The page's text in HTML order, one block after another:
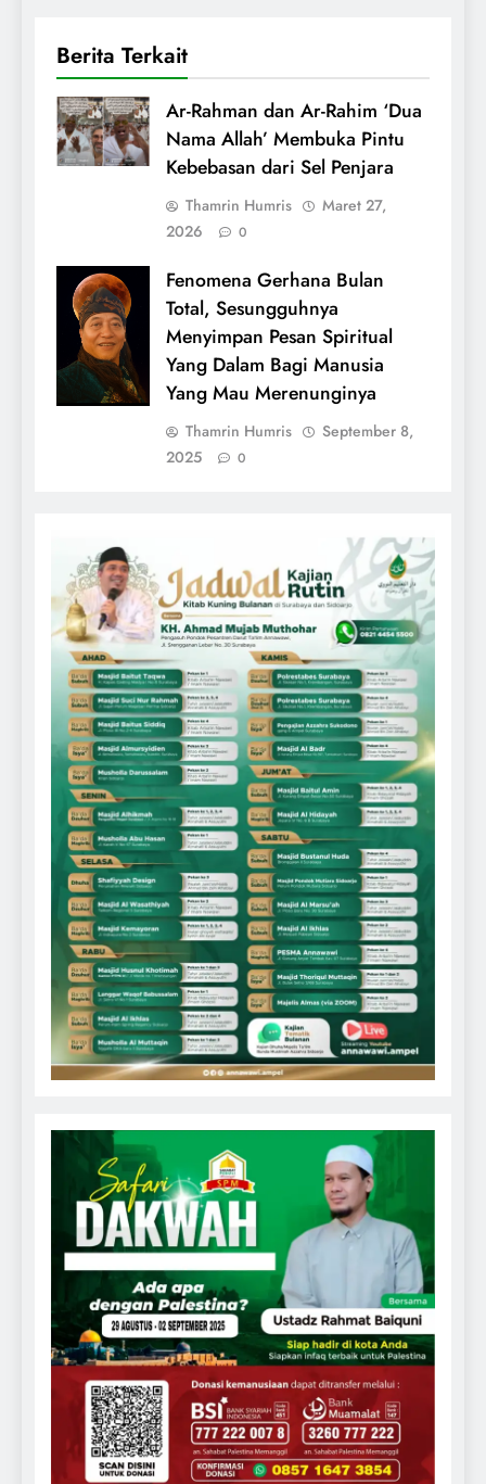
Berita Terkait
Ar-Rahman dan Ar-Rahim ‘Dua
Nama Allah’ Membuka Pintu
Kebebasan dari Sel Penjara
Thamrin Humris
Maret 27,
2026
0
Fenomena Gerhana Bulan
Total, Sesungguhnya
Menyimpan Pesan Spiritual
Yang Dalam Bagi Manusia
Yang Mau Merenunginya
Thamrin Humris
September 8,
2025
0